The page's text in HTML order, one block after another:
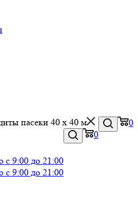
0
пасеки 40 х 40 м
0
с 9:00 до 21:00
с 9:00 до 21:00